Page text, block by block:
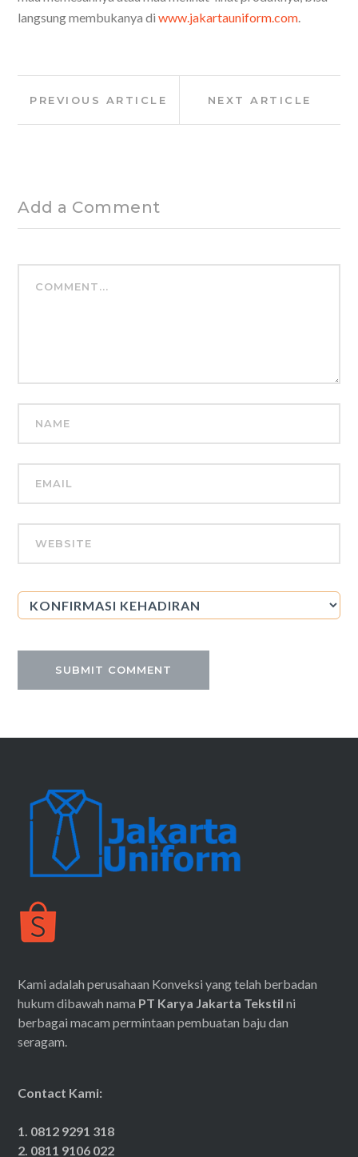
langsung membukanya diwww.jakartauniform.com.
navigation
PREVIOUS ARTICLE NEXT ARTICLE
Add a Comment
Kami adalah perusahaan Konveksi yang telah berbadan
hukum dibawah nama PT Karya Jakarta Tekstilni
berbagai macam permintaan pembuatan baju dan
seragam.
Contact Kami:
1. 0812 9291 318
2. 0811 9106 022